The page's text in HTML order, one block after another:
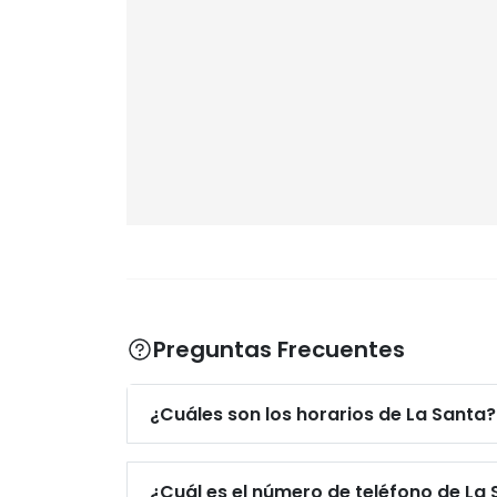
Preguntas Frecuentes
¿Cuáles son los horarios de La Santa?
¿Cuál es el número de teléfono de La